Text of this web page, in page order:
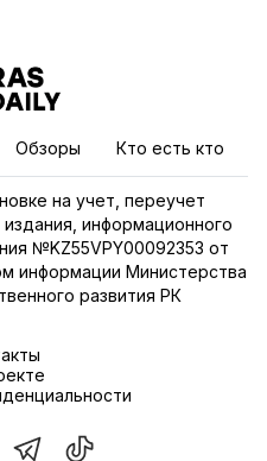
Обзоры Кто есть кто
на учет, переучет
информационного
№KZ55VPY00092353 от
информации Министерства
развития РК